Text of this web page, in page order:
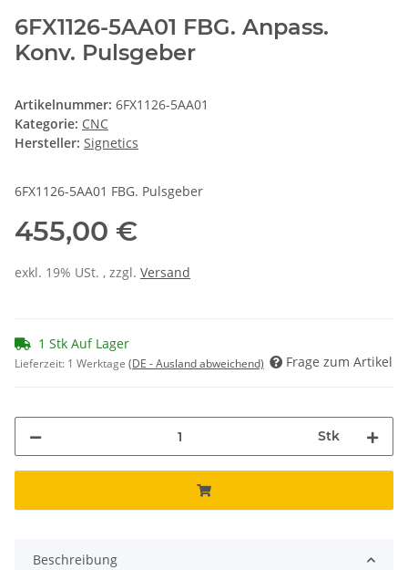
6FX1126-5AA01 FBG. Anpass.
Konv. Pulsgeber
Artikelnummer: 6FX1126-5AA01
Kategorie: CNC
Hersteller: Signetics
6FX1126-5AA01 FBG. Pulsgeber
455,00 €
exkl. 19% USt. , zzgl. Versand
1 Stk Auf Lager
Lieferzeit: 1 Werktage (DE - Ausland abweichend) Frage zum Artikel
Stk
Beschreibung